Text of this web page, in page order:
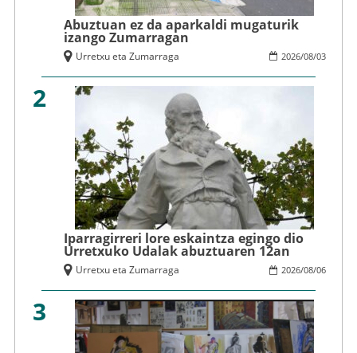
Abuztuan ez da aparkaldi mugaturik
izango Zumarragan
2026/08/03
Urretxu eta Zumarraga
2
Iparragirreri lore eskaintza egingo dio
Urretxuko Udalak abuztuaren 12an
2026/08/06
Urretxu eta Zumarraga
3